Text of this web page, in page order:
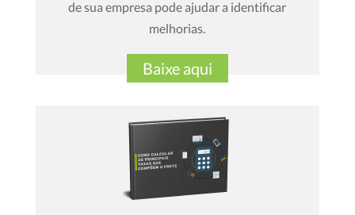
de sua empresa pode ajudar a identificar
melhorias.
Baixe aqui